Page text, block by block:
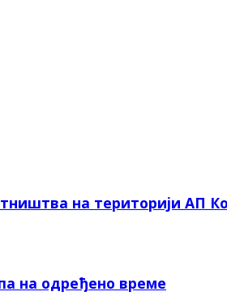
на територији АП
на одређено време